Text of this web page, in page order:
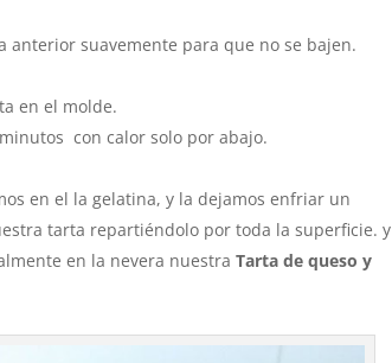
anterior suavemente para que no se bajen.
en el molde.
con calor solo por abajo.
en el la gelatina, y la dejamos enfriar un
tarta repartiéndolo por toda la superficie. y
en la nevera nuestraTarta de queso y